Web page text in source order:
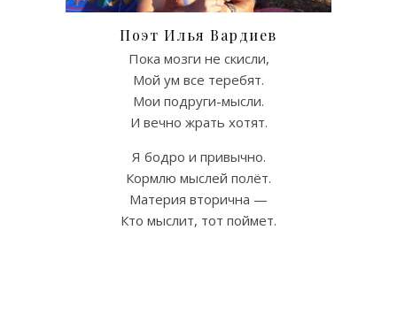
Поэт Илья Вардиев
Пока мозги не скисли,
Мой ум все теребят.
Мои подруги-мысли.
И вечно жрать хотят.
Я бодро и привычно.
Кормлю мыслей полёт.
Материя вторична —
Кто мыслит, тот поймет.